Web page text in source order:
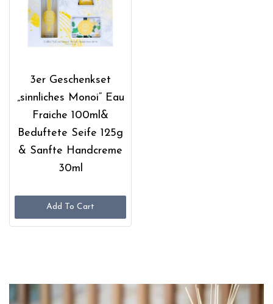
3er Geschenkset
„sinnliches Monoi“ Eau
Fraiche 100ml&
Beduftete Seife 125g
& Sanfte Handcreme
30ml
Add To Cart